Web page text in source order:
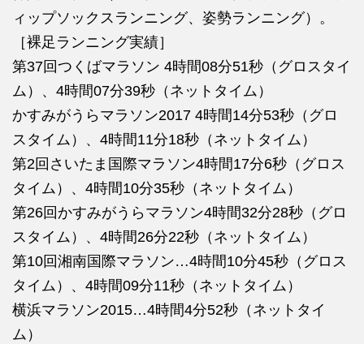
ィップソックスランニング、姿勢ランニング）。
［裸足ランニング実績］
第37回つくばマラソン 4時間08分51秒（グロスタイ
ム）、4時間07分39秒（ネットタイム）
かすみがうらマラソン2017 4時間14分53秒（グロ
スタイム）、4時間11分18秒（ネットタイム）
第2回さいたま国際マラソン4時間17分6秒（グロス
タイム）、4時間10分35秒（ネットタイム）
第26回かすみがうらマラソン4時間32分28秒（グロ
スタイム）、4時間26分22秒（ネットタイム）
第10回湘南国際マラソン…4時間10分45秒（グロス
タイム）、4時間09分11秒（ネットタイム）
横浜マラソン2015…4時間4分52秒（ネットタイ
ム）